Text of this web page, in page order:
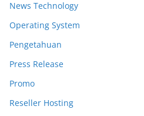
News Technology
Operating System
Pengetahuan
Press Release
Promo
Reseller Hosting